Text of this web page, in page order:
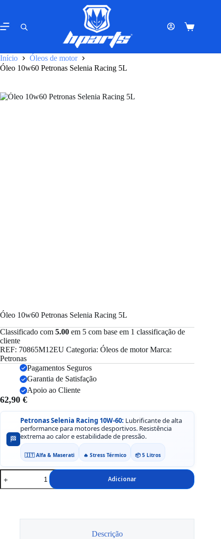
o
conteúdo
Carrinho
Início
Óleos de motor
Óleo 10w60 Petronas Selenia Racing 5L
Óleo 10w60 Petronas Selenia Racing 5L
Classificado com 5.00 em 5 com base em 1 classificação de
cliente
REF: 70865M12EU Categoria: Óleos de motor Marca:
Petronas
Pagamentos Seguros
Garantia de Satisfação
Apoio ao Cliente
62,90 €
🏁
Petronas Selenia Racing 10W-60: Lubrificante de alta
performance para motores desportivos. Resistência
extrema ao calor e estabilidade de pressão.
🇮🇹 Alfa & Maserati 🔥 Stress Térmico 📦 5 Litros
Quantidade
de
Óleo
Adicionar
Descrição